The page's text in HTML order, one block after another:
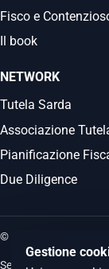
Fisco e
Il book
NETWORK
Tutela Sarda
Associazione
Pianificazione
Due Diligence
© 2026
Sede legale: Via
Gestione